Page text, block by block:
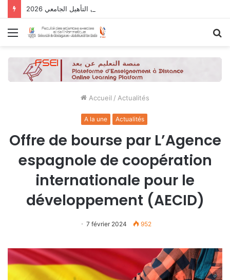
نتائج الدورة التاسعة للحصول على التأهيل الجامعي 2026
Menu
Accueil / Actualités
A la une Actualités
Offre de bourse par L’Agence
espagnole de coopération
internationale pour le
développement (AECID)
7 février 2024 952